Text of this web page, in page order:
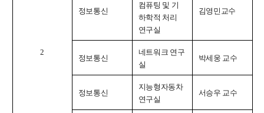
2
정보통신
컴퓨팅 및 기
하학적 처리
연구실
김영민교수
정보통신
네트워크 연구
실
박세웅 교수
정보통신
지능형자동차
연구실
서승우 교수